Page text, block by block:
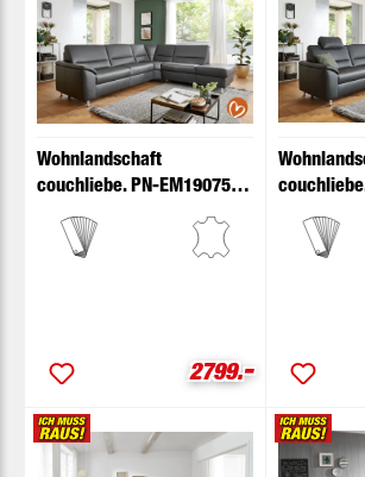
Wohnlandschaft
couchliebe. PN-EM19075
Leder anthrazit
Basismodell
Verkaufspreis:
2799.-
Leder